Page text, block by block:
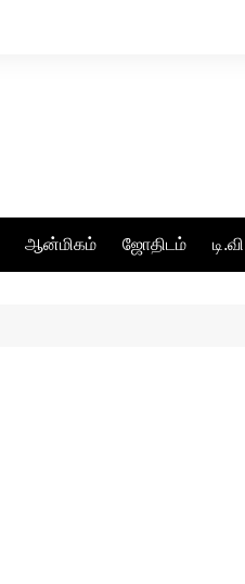
ஆன்மிகம் ஜோதிடம்